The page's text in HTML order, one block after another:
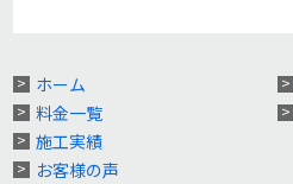
ホーム
料金一覧
施工実績
お客様の声